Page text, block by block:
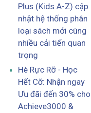
Plus (Kids A-Z) cập
nhật hệ thống phân
loại sách mới cùng
nhiều cải tiến quan
trọng
Hè Rực Rỡ - Học
Hết Cỡ: Nhận ngay
Ưu đãi đến 30% cho
Achieve3000 &